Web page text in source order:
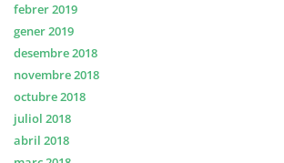
febrer 2019
gener 2019
desembre 2018
novembre 2018
octubre 2018
juliol 2018
abril 2018